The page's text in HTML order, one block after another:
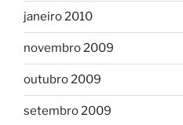
janeiro 2010
novembro 2009
outubro 2009
setembro 2009